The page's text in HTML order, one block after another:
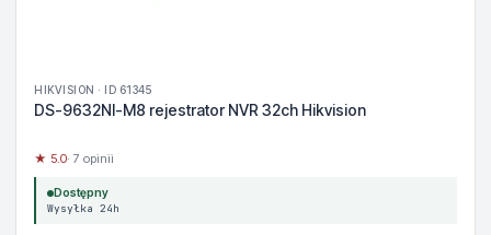
HIKVISION · ID 61345
DS-9632NI-M8 rejestrator NVR 32ch Hikvision
★ 5.0· 7 opinii
Dostępny
Wysyłka 24h